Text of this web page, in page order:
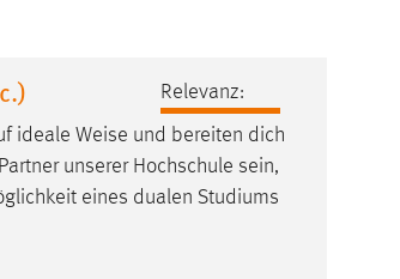
Relevanz:
ideale Weise und bereiten dich
unserer Hochschule sein,
eines dualen Studiums